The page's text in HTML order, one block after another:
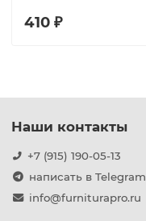
410 ₽
Наши контакты
+7 (915) 190-05-13
написать в Telegram
info@furniturapro.ru